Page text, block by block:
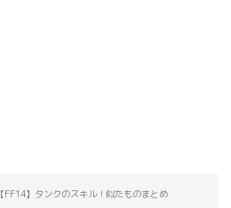
【FF14】タンクのスキル！似たものまとめ